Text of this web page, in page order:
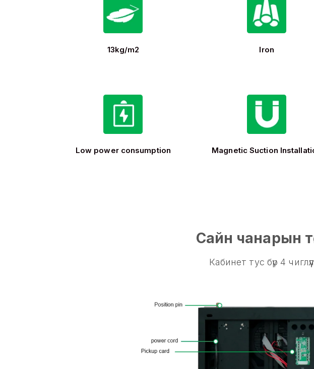
13kg/m2 Iron
Low power consumption Magnetic Suction
Сайн чанарын
Кабинет тус бүр 4